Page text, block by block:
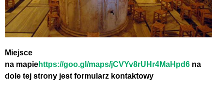
Miejsce
na mapiehttps://goo.gl/maps/jCVYv8rUHr4MaHpd6 na
dole tej strony jest formularz kontaktowy